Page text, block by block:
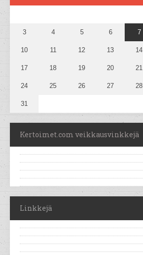
3 4 5 6 7
10 11 12 13 14
17 18 19 20 21
24 25 26 27 28
31
Kertoimet.com veikkausvinkkejä
Linkkejä